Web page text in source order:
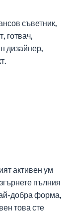
съветник,
готвач,
дизайнер,
активен ум
пълния
добра форма,
това сте